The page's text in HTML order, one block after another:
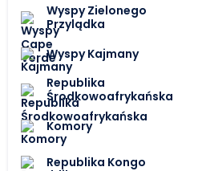
Wyspy Zielonego
Przylądka
Wyspy Kajmany
Republika
Środkowoafrykańska
Komory
Republika Kongo